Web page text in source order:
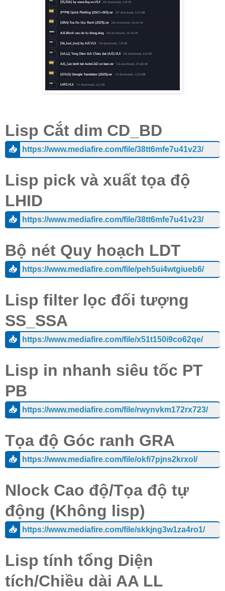
Lisp Cắt dim CD_BD
📥 https://www.mediafire.com/file/38tt6mfe7u41v23/
Lisp pick và xuất tọa độ
LHID
📥 https://www.mediafire.com/file/38tt6mfe7u41v23/
Bộ nét Quy hoạch LDT
📥 https://www.mediafire.com/file/peh5ui4wtgiueb6/
Lisp filter lọc đối tượng
SS_SSA
📥 https://www.mediafire.com/file/x51t150i9co62qe/
Lisp in nhanh siêu tốc PT
PB
📥 https://www.mediafire.com/file/rwynvkm172rx723/
Tọa độ Góc ranh GRA
📥 https://www.mediafire.com/file/okfi7pjns2krxol/
Nlock Cao độ/Tọa độ tự
động (Không lisp)
📥 https://www.mediafire.com/file/skkjng3w1za4ro1/
Lisp tính tổng Diện
tích/Chiều dài AA LL